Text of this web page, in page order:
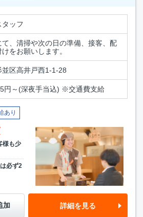
タッフ
て、清掃や次の日の準備、接客、配
をお願いします。
並区高井戸西1-1-28
円～(深夜手当込) ※交通費支給
あり
様も少
必ず2
加 詳細を見る